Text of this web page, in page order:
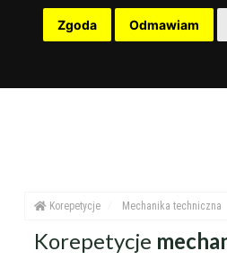
Zgoda Odmawiam
Liceum
Przygotowania do matury
Korepetycje Mechanika techniczna
Korepetycje